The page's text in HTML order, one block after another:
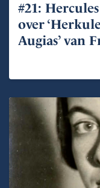
#21:
over
Augias’ van